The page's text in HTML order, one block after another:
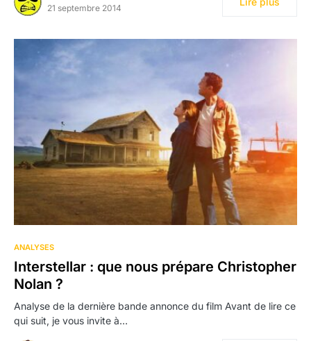
21 septembre 2014
ANALYSES
Interstellar : que nous prépare Christopher
Nolan ?
Analyse de la dernière bande annonce du film Avant de lire ce
qui suit, je vous invite à…